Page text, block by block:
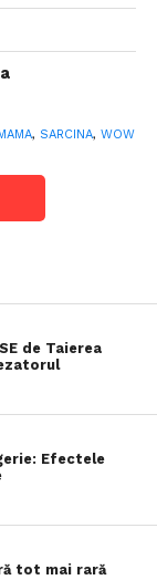
, SARCINA, WOW
de Taierea
Efectele
tot mai rară